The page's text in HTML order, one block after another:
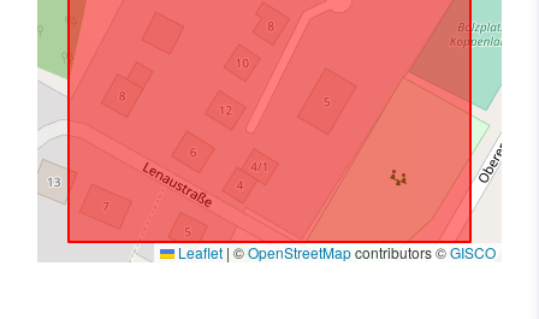
Leaflet | ©OpenStreetMapcontributors ©GISCO